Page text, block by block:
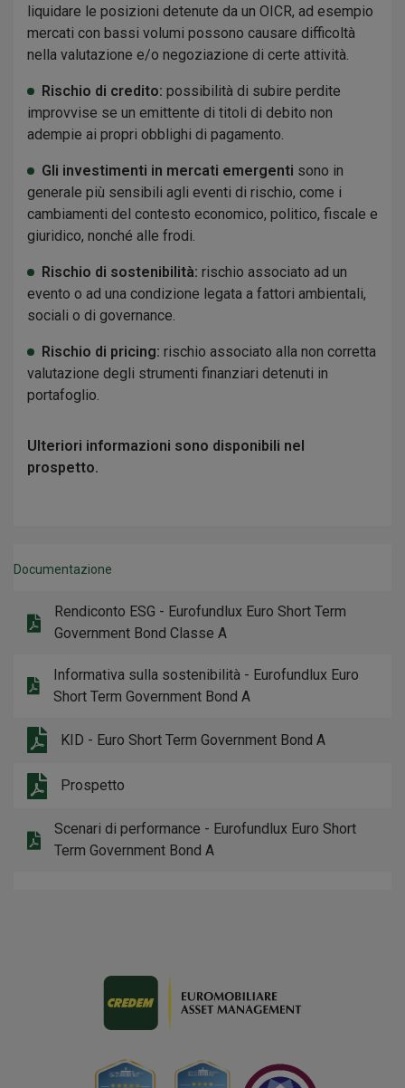
liquidare le posizioni detenute da un OICR, ad esempio
mercati con bassi volumi possono causare difficoltà
nella valutazione e/o negoziazione di certe attività.
Rischio di credito: possibilità di subire perdite
improvvise se un emittente di titoli di debito non
adempie ai propri obblighi di pagamento.
Gli investimenti in mercati emergenti sono in
generale più sensibili agli eventi di rischio, come i
cambiamenti del contesto economico, politico, fiscale e
giuridico, nonché alle frodi.
Rischio di sostenibilità: rischio associato ad un
evento o ad una condizione legata a fattori ambientali,
sociali o di governance.
Rischio di pricing: rischio associato alla non corretta
valutazione degli strumenti finanziari detenuti in
portafoglio.
Ulteriori informazioni sono disponibili nel
prospetto.
Documentazione
Rendiconto ESG - Eurofundlux Euro Short Term
Government Bond Classe A
Informativa sulla sostenibilità - Eurofundlux Euro
Short Term Government Bond A
KID - Euro Short Term Government Bond A
Prospetto
Scenari di performance - Eurofundlux Euro Short
Term Government Bond A